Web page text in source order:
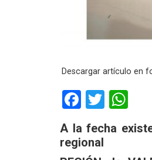
Descargar artículo en
F
a
ce
T
wi
tt
h
at
A la fecha
regional